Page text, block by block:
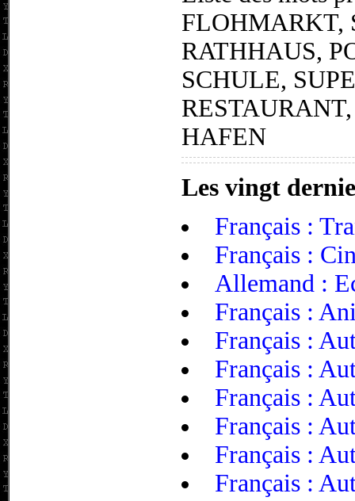
FLOHMARKT,
RATHHAUS,
SCHULE,
HAFEN
Les vingt
Français :
Français :
Allemand :
Français :
Français :
Français :
Français :
Français :
Français :
Français :